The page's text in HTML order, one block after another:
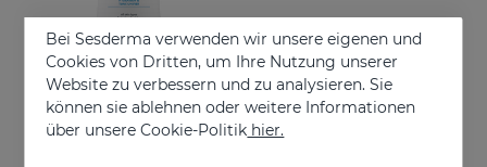
In den Warenkorb
Bei Sesderma verwenden wir unsere eigenen und
Cookies von Dritten, um Ihre Nutzung unserer
Website zu verbessern und zu analysieren. Sie
können sie ablehnen oder weitere Informationen
über unsere Cookie-Politik hier.